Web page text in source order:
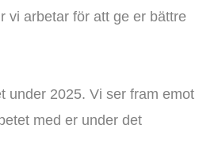
vi arbetar för att ge er bättre
under 2025. Vi ser fram emot
med er under det